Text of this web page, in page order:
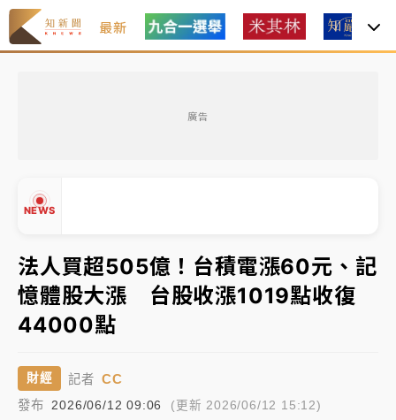
最新
廣告
NEWS
中信慈善基金會想增加董事人數！辜仲諒向法院聲請遭
駁 理由曝光
故宮《龍藏經》特展第2檔！今線上預約開賣一度塞車
周六起展出延長至晚上7時
台東農業處長涉圖利渡假村！東檢抗告成功 今重開羈
押庭
父親節泡湯了！中颱白海豚雨彈轟3天 「紅到發紫」降
雨熱區曝
▼
法人買超505億！台積電漲60元、記
憶體股大漲 台股收漲1019點收復
44000點
財經 記者 CC
發布 2026/06/12 09:06 (更新 2026/06/12 15:12)